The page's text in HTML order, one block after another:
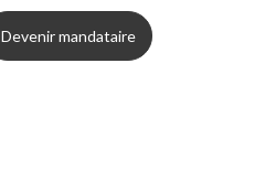
Devenir mandataire